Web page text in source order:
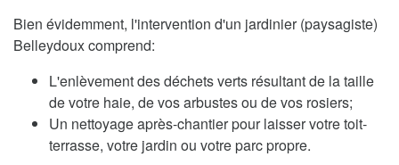
Bien évidemment, l'intervention d'un jardinier (paysagiste)
Belleydoux comprend:
L'enlèvement des déchets verts résultant de la taille
de votre haie, de vos arbustes ou de vos rosiers;
Un nettoyage après-chantier pour laisser votre toit-
terrasse, votre jardin ou votre parc propre.